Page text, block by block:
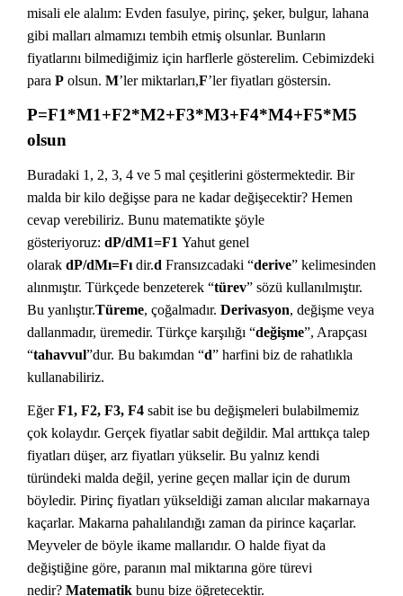
misali ele alalım: Evden fasulye, pirinç, şeker, bulgur, lahana
gibi malları almamızı tembih etmiş olsunlar. Bunların
fiyatlarını bilmediğimiz için harflerle gösterelim. Cebimizdeki
para P olsun. M’ler miktarları,F’ler fiyatları göstersin.
P=F1*M1+F2*M2+F3*M3+F4*M4+F5*M5
olsun
Buradaki 1, 2, 3, 4 ve 5 mal çeşitlerini göstermektedir. Bir
malda bir kilo değişse para ne kadar değişecektir? Hemen
cevap verebiliriz. Bunu matematikte şöyle
gösteriyoruz: dP/dM1=F1 Yahut genel
olarak dP/dMı=Fı dir.d Fransızcadaki “derive” kelimesinden
alınmıştır. Türkçede benzeterek “türev” sözü kullanılmıştır.
Bu yanlıştır.Türeme, çoğalmadır. Derivasyon, değişme veya
dallanmadır, üremedir. Türkçe karşılığı “değişme”, Arapçası
“tahavvul”dur. Bu bakımdan “d” harfini biz de rahatlıkla
kullanabiliriz.
EğerF1, F2, F3, F4 sabit ise bu değişmeleri bulabilmemiz
çok kolaydır. Gerçek fiyatlar sabit değildir. Mal arttıkça talep
fiyatları düşer, arz fiyatları yükselir. Bu yalnız kendi
türündeki malda değil, yerine geçen mallar için de durum
böyledir. Pirinç fiyatları yükseldiği zaman alıcılar makarnaya
kaçarlar. Makarna pahalılandığı zaman da pirince kaçarlar.
Meyveler de böyle ikame mallarıdır. O halde fiyat da
değiştiğine göre, paranın mal miktarına göre türevi
nedir? Matematik bunu bize öğretecektir.